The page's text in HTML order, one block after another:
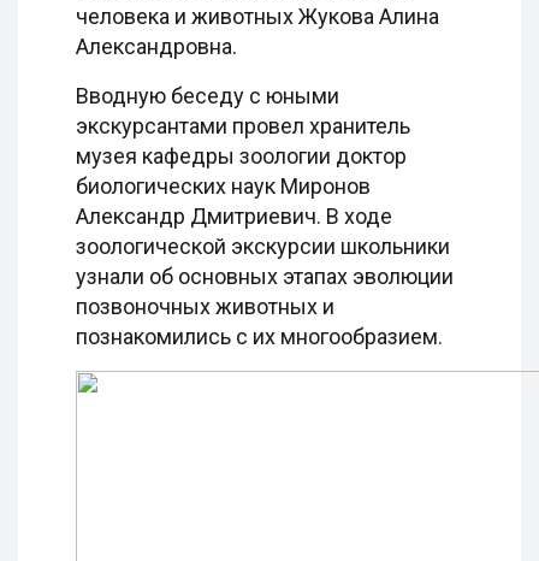
человека и животных Жукова Алина
Александровна.
Вводную беседу с юными
экскурсантами провел хранитель
музея кафедры зоологии доктор
биологических наук Миронов
Александр Дмитриевич. В ходе
зоологической экскурсии школьники
узнали об основных этапах эволюции
позвоночных животных и
познакомились с их многообразием.